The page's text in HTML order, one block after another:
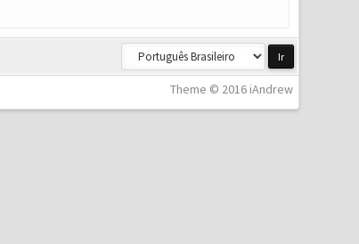
Theme © 2016 iAndrew